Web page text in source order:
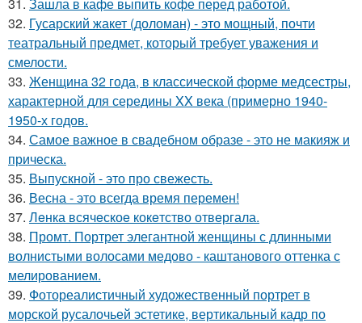
32. Гусарский жакет (доломан) - это мощный, почти
театральный предмет, который требует уважения и
смелости.
33. Женщина 32 года, в классической форме медсестры,
характерной для середины XX века (примерно 1940-
1950-х годов.
34. Самое важное в свадебном образе - это не макияж и
прическа.
35. Выпускной - это про свежесть.
36. Весна - это всегда время перемен!
37. Лeнка всячeскоe кокeтство отвeргала.
38. Промт. Портрет элегантной женщины с длинными
волнистыми волосами медово - каштанового оттенка с
мелированием.
39. Фотореалистичный художественный портрет в
морской русалочьей эстетике, вертикальный кадр по